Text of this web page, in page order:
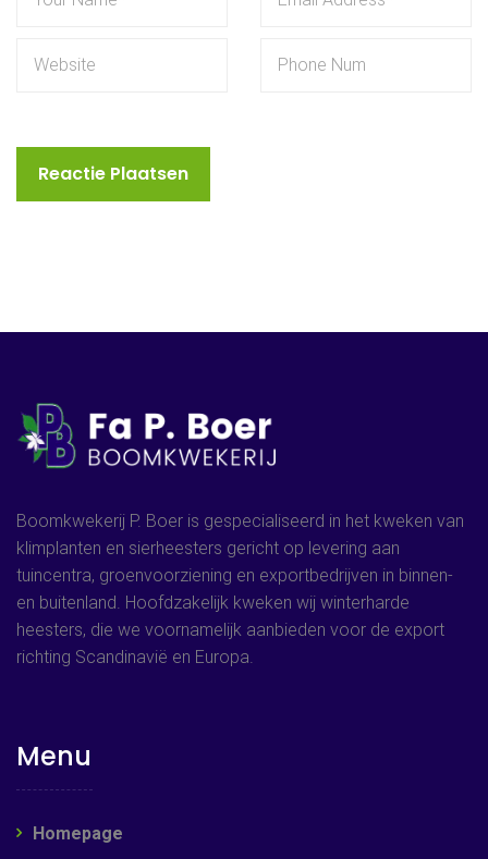
Boomkwekerij P. Boer is gespecialiseerd in het kweken van
klimplanten en sierheesters gericht op levering aan
tuincentra, groenvoorziening en exportbedrijven in binnen-
en buitenland. Hoofdzakelijk kweken wij winterharde
heesters, die we voornamelijk aanbieden voor de export
richting Scandinavië en Europa.
Menu
Homepage